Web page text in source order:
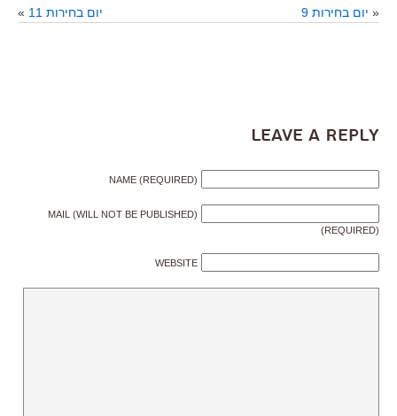
« יום בחירות 9 יום בחירות 11 »
Leave a Reply
NAME (REQUIRED)
MAIL (WILL NOT BE PUBLISHED)
(REQUIRED)
WEBSITE